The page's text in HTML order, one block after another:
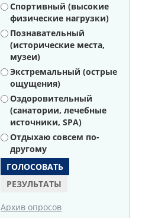
Спортивный (высокие
физические нагрузки)
Познавательный
(исторические места,
музеи)
Экстремальный (острые
ощущения)
Оздоровительный
(санатории, лечебные
источники, SPA)
Отдыхаю совсем по-
другому
РЕЗУЛЬТАТЫ
Архив опросов